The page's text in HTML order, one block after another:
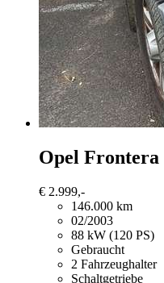
Opel Frontera
€ 2.999,-
146.000 km
02/2003
88 kW (120 PS)
Gebraucht
2 Fahrzeughalter
Schaltgetriebe